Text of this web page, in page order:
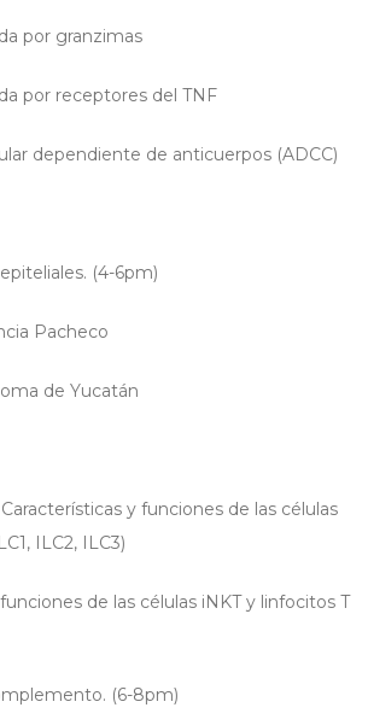
por granzimas
por receptores del TNF
dependiente de anticuerpos (ADCC)
(4-6pm)
Pacheco
de Yucatán
Características y funciones de las células
ILC2, ILC3)
de las células iNKT y linfocitos T
(6-8pm)